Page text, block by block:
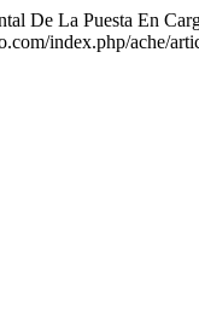
De La Puesta En
index.php/ache/